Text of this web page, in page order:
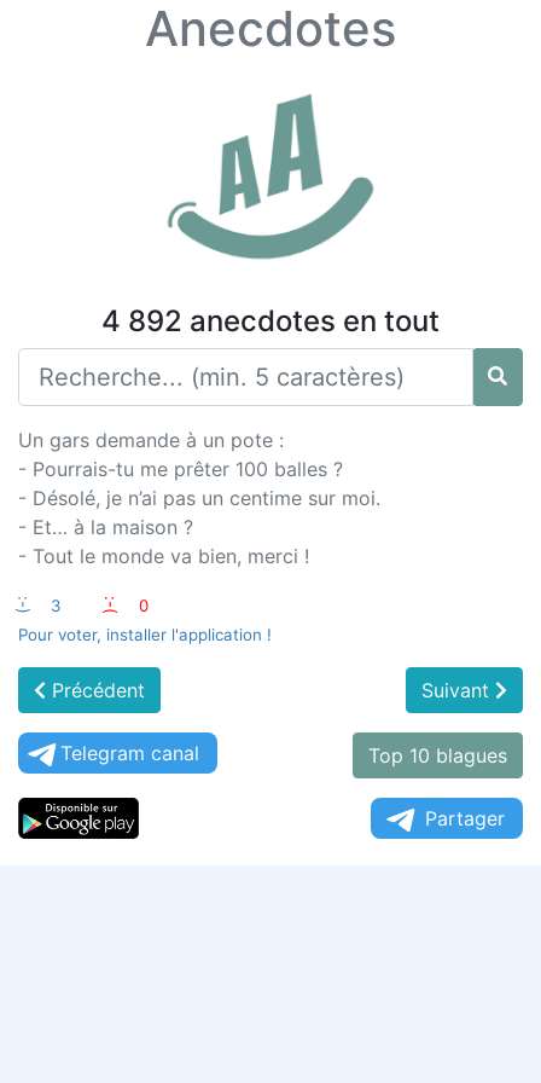
Anecdotes
4 892 anecdotes en tout
Un gars demande à un pote :
- Pourrais-tu me prêter 100 balles ?
- Désolé, je n’ai pas un centime sur moi.
- Et… à la maison ?
- Tout le monde va bien, merci !
:-) 3 :-(
0
Pour voter, installer l'application !
Précédent Suivant
Telegram canal Top 10 blagues
Partager